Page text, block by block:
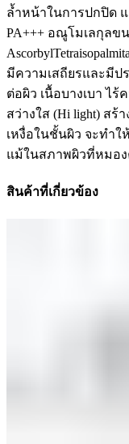
ล้ำหน้าในการปกปิด แ
PA+++ อณูโมเลกุลข
มีความเสถียรและมีป
ต่อผิว เนื้อบางเบา ไ
สว่างใส (Hi light) ส
เหงื่อในชั้นผิว จะทำ
แม้ในสภาพผิวที่หมอ
สินค้าที่เกี่ยวข้อง